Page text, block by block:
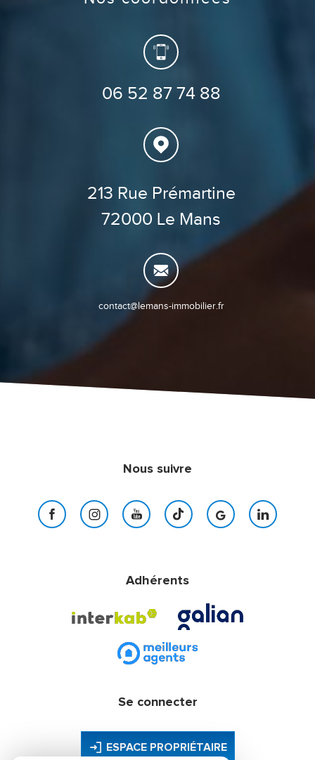
06 52 87 74 88
contact@lemans-immobilier.fr
213 Rue Prémartine
72000 Le Mans
Nous suivre
Adhérents
Se connecter
ESPACE PROPRIÉTAIRE